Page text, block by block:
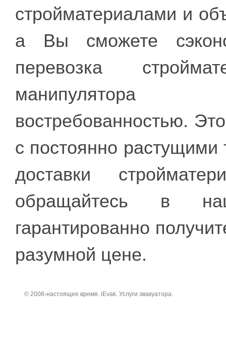
стройматериалами и
а Вы сможете
перевозка
манипулятора
востребованностью.
с постоянно растущими
доставки
обращайтесь в
гарантированно
разумной цене.
© 2008-настоящее время. iEvak. Услуги эвакуатора.